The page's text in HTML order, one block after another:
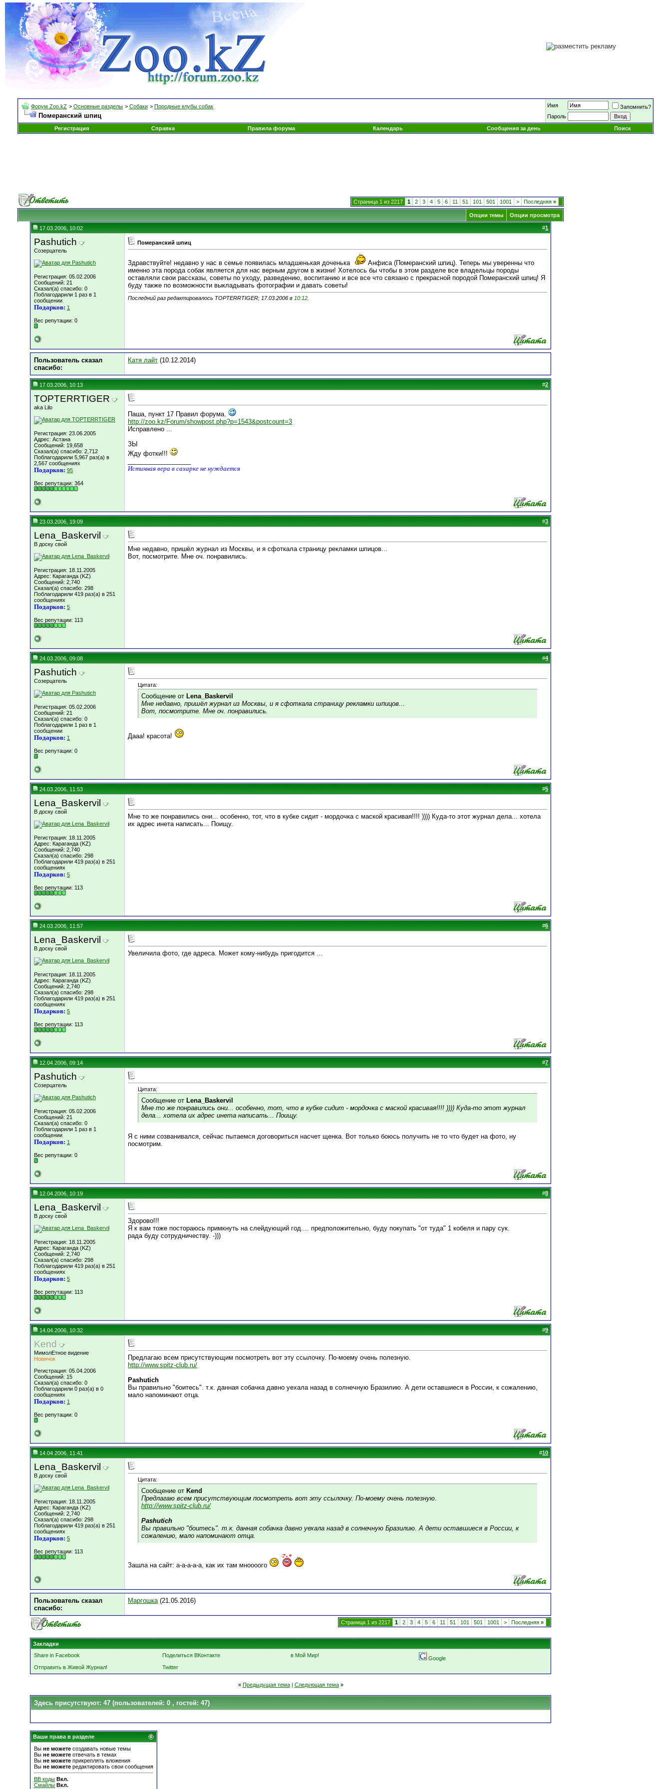
Форум Zoo.kZ > Основные разделы > Собаки > Породные клубы собак
Померанский шпиц
Имя
Запомнить?
Пароль
Регистрация
Справка Правила форума Календарь Сообщения за день Поиск
Страница 1 из 2217 1 2 3 4 5 6 11 51 101 501 1001 > Последняя »
Опции темы Опции просмотра
17.03.2006, 10:02 #1
Pashutich
Созерцатель
Регистрация: 05.02.2006
Сообщений: 21
Сказал(а) спасибо: 0
Поблагодарили 1 раз в 1
сообщении
Подарков: 1
Вес репутации: 0
Померанский шпиц
Здравствуйте! недавно у нас в семье появилась младшенькая доченька
Анфиса (Померанский шпиц). Теперь мы уверенны что
именно эта порода собак является для нас верным другом в жизни! Хотелось бы чтобы в этом разделе все владельцы породы
оставляли свои рассказы, советы по уходу, разведению, воспитанию и все все что связано с прекрасной породой Померанский шпиц! Я
буду также по возможности выкладывать фотографии и давать советы!
Последний раз редактировалось TOPTERRTIGER; 17.03.2006 в 10:12
Пользователь сказал
cпасибо:
Катя лайт (10.12.2014)
17.03.2006, 10:13 #2
TOPTERRTIGER
aka Lilo
Регистрация: 23.06.2005
Адрес: Астана
Сообщений: 19,658
Сказал(а) спасибо: 2,712
Поблагодарили 5,967 раз(а) в
2,567 сообщениях
Подарков: 95
Вес репутации: 364
Паша, пункт 17 Правил форума.
http://zoo.kz/Forum/showpost.php?p=1543&postcount=3
Исправлено ...
ЗЫ
Жду фотки!!!
Истинная вера в сахарке не нуждается
23.03.2006, 19:09 #3
Lena_Baskervil
В доску свой
Регистрация: 18.11.2005
Адрес: Караганда (KZ)
Сообщений: 2,740
Сказал(а) спасибо: 298
Поблагодарили 419 раз(а) в 251
сообщениях
Подарков: 5
Вес репутации: 113
Мне недавно, пришёл журнал из Москвы, и я сфоткала страницу рекламки шпицов...
Вот, посмотрите. Мне оч. понравились.
24.03.2006, 09:08 #4
Pashutich
Созерцатель
Регистрация: 05.02.2006
Сообщений: 21
Сказал(а) спасибо: 0
Поблагодарили 1 раз в 1
сообщении
Подарков: 1
Вес репутации: 0
Цитата:
Сообщение от Lena_Baskervil
Мне недавно, пришёл журнал из Москвы, и я сфоткала страницу рекламки шпицов...
Вот, посмотрите. Мне оч. понравились.
Дааа! красота!
24.03.2006, 11:53 #5
Lena_Baskervil
В доску свой
Регистрация: 18.11.2005
Адрес: Караганда (KZ)
Сообщений: 2,740
Сказал(а) спасибо: 298
Поблагодарили 419 раз(а) в 251
сообщениях
Подарков: 5
Вес репутации: 113
Мне то же понравились они... особенно, тот, что в кубке сидит - мордочка с маской красивая!!!! )))) Куда-то этот журнал дела... хотела
их адрес инета написать... Поищу.
24.03.2006, 11:57 #6
Lena_Baskervil
В доску свой
Регистрация: 18.11.2005
Адрес: Караганда (KZ)
Сообщений: 2,740
Сказал(а) спасибо: 298
Поблагодарили 419 раз(а) в 251
сообщениях
Подарков: 5
Вес репутации: 113
Увеличила фото, где адреса. Может кому-нибудь пригодится ...
12.04.2006, 09:14 #7
Pashutich
Созерцатель
Регистрация: 05.02.2006
Сообщений: 21
Сказал(а) спасибо: 0
Поблагодарили 1 раз в 1
сообщении
Подарков: 1
Вес репутации: 0
Цитата:
Сообщение от Lena_Baskervil
Мне то же понравились они... особенно, тот, что в кубке сидит - мордочка с маской красивая!!!! )))) Куда-то этот журнал
дела... хотела их адрес инета написать... Поищу.
Я с ними созванивался, сейчас пытаемся договориться насчет щенка. Вот только боюсь получить не то что будет на фото, ну
посмотрим.
12.04.2006, 10:19 #8
Lena_Baskervil
В доску свой
Регистрация: 18.11.2005
Адрес: Караганда (KZ)
Сообщений: 2,740
Сказал(а) спасибо: 298
Поблагодарили 419 раз(а) в 251
сообщениях
Подарков: 5
Вес репутации: 113
Здорово!!!
Я к вам тоже постораюсь примкнуть на слейдующий год.... предположительно, буду покупать "от туда" 1 кобеля и пару сук.
рада буду сотрудничеству. -)))
14.04.2006, 10:32 #9
Kend
МимолЕтное видение
Новичок
Регистрация: 05.04.2006
Сообщений: 15
Сказал(а) спасибо: 0
Поблагодарили 0 раз(а) в 0
сообщениях
Подарков: 1
Вес репутации: 0
Предлагаю всем присутствующим посмотреть вот эту ссылочку. По-моему очень полезную.
http://www.spitz-club.ru/
Pashutich
Вы правильно "боитесь". т.к. данная собачка давно уехала назад в солнечную Бразилию. А дети оставшиеся в России, к сожалению,
мало напоминают отца.
14.04.2006, 11:41 #10
Lena_Baskervil
В доску свой
Регистрация: 18.11.2005
Адрес: Караганда (KZ)
Сообщений: 2,740
Сказал(а) спасибо: 298
Поблагодарили 419 раз(а) в 251
сообщениях
Подарков: 5
Вес репутации: 113
Цитата:
Сообщение от Kend
Предлагаю всем присутствующим посмотреть вот эту ссылочку. По-моему очень полезную.
http://www.spitz-club.ru/
Pashutich
Вы правильно "боитесь". т.к. данная собачка давно уехала назад в солнечную Бразилию. А дети оставшиеся в России, к
сожалению, мало напоминают отца.
Зашла на сайт: а-а-а-а-а, как их там мноооого
Пользователь сказал
cпасибо:
Маргошка(21.05.2016)
Страница 1 из 2217 1 2 3 4 5 6 11 51 101 501 1001 > Последняя »
Закладки
Share in Facebook
Поделиться ВКонтакте в Мой Мир!
Google
Отправить в Живой Журнал!
Twitter
« Предыдущая тема| Следующая тема »
Здесь присутствуют: 47 (пользователей: 0 , гостей: 47)
Ваши права в разделе
Вы не можете создавать новые темы
Вы не можете отвечать в темах
Вы не можете прикреплять вложения
Вы не можете редактировать свои сообщения
BB коды Вкл.
Смайлы Вкл.